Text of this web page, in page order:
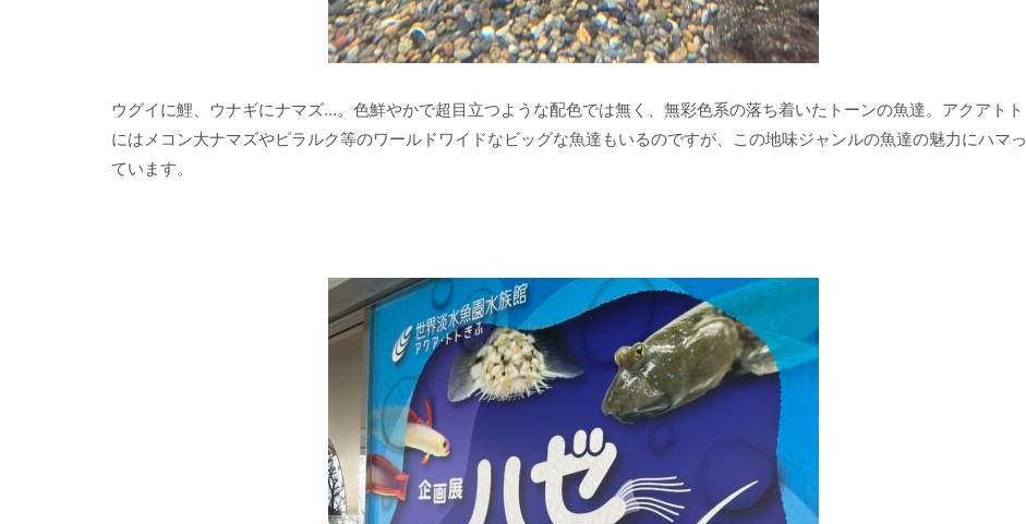
ウグイに鯉、ウナギにナマズ…。色鮮やかで超目立つような配色では無く、無彩色系の落ち着いたトーンの魚達。アクアトト
にはメコン大ナマズやピラルク等のワールドワイドなビッグな魚達もいるのですが、この地味ジャンルの魚達の魅力にハマっ
ています。